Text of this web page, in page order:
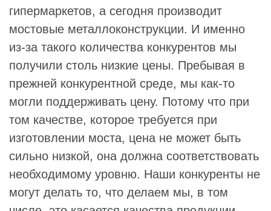
гипермаркетов, а сегодня производит
мостовые металлоконструкции. И именно
из-за такого количества конкурентов мы
получили столь низкие цены. Пребывая в
прежней конкурентной среде, мы как-то
могли поддерживать цену. Потому что при
том качестве, которое требуется при
изготовлении моста, цена не может быть
сильно низкой, она должна соответствовать
необходимому уровню. Наши конкуренты не
могут делать то, что делаем мы, в том